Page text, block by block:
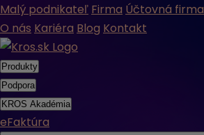
Malý podnikateľ Firma Účtovná firma
O nás Kariéra Blog Kontakt
Produkty
Podpora
KROS Akadémia
eFaktúra